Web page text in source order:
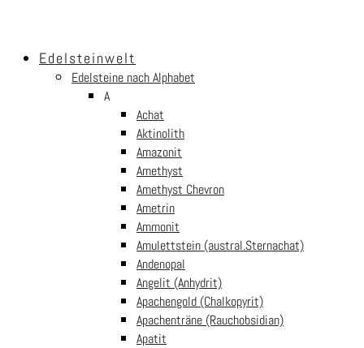
Edelsteinwelt
Edelsteine nach Alphabet
A
Achat
Aktinolith
Amazonit
Amethyst
Amethyst Chevron
Ametrin
Ammonit
Amulettstein (austral.Sternachat)
Andenopal
Angelit (Anhydrit)
Apachengold (Chalkopyrit)
Apachenträne (Rauchobsidian)
Apatit